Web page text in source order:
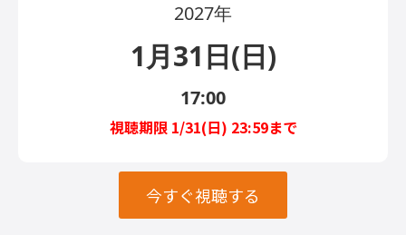
2027年
1月31日(日)
17:00
視聴期限 1/31(日) 23:59まで
今すぐ視聴する